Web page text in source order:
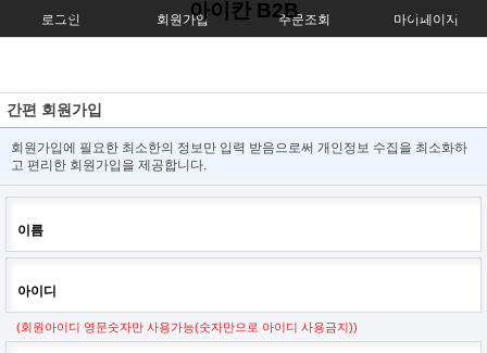
로그인 회원가입 주문조회 마이페이지
아이칸 B2B
간편 회원가입
회원가입에 필요한 최소한의 정보만 입력 받음으로써 개인정보 수집을 최소화하
고 편리한 회원가입을 제공합니다.
이름
아이디
(회원아이디 영문숫자만 사용가능(숫자만으로 아이디 사용금지))